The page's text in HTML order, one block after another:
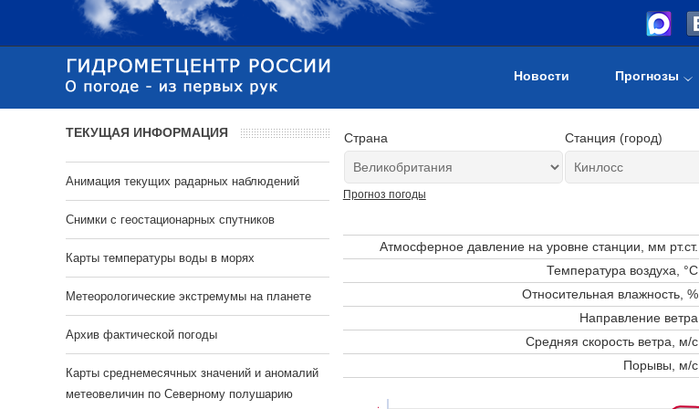
Новости Прогнозы
Страна Станция (город)
Прогноз погоды
Атмосферное давление на уровне станции, мм рт.ст.
Температура воздуха, °C
Относительная влажность, %
Направление ветра
Средняя скорость ветра, м/с
Порывы, м/с
ТЕКУЩАЯ ИНФОРМАЦИЯ
Анимация текущих радарных наблюдений
Cнимки с геостационарных спутников
Карты температуры воды в морях
Метеорологические экстремумы на планете
Архив фактической погоды
Карты среднемесячных значений и аномалий
метеовеличин по Северному полушарию